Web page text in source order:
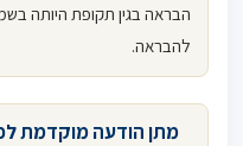
הבראה בגין תקופת היותה
להבראה.
מתן הודעה מוקדמת